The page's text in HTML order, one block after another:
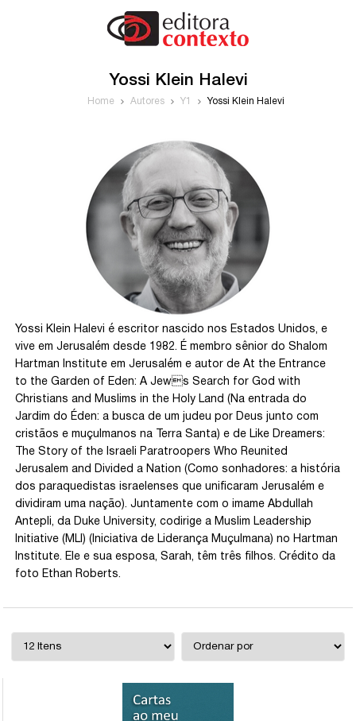
Yossi Klein Halevi
Home Autores Y1 Yossi Klein Halevi
Yossi Klein Halevi é escritor nascido nos Estados Unidos, e
vive em Jerusalém desde 1982. É membro sênior do Shalom
Hartman Institute em Jerusalém e autor de At the Entrance
to the Garden of Eden: A Jews Search for God with
Christians and Muslims in the Holy Land (Na entrada do
Jardim do Éden: a busca de um judeu por Deus junto com
cristãos e muçulmanos na Terra Santa) e de Like Dreamers:
The Story of the Israeli Paratroopers Who Reunited
Jerusalem and Divided a Nation (Como sonhadores: a história
dos paraquedistas israelenses que unificaram Jerusalém e
dividiram uma nação). Juntamente com o imame Abdullah
Antepli, da Duke University, codirige a Muslim Leadership
Initiative (MLI) (Iniciativa de Liderança Muçulmana) no Hartman
Institute. Ele e sua esposa, Sarah, têm três filhos. Crédito da
foto Ethan Roberts.